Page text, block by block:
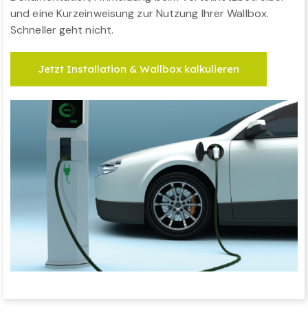
und eine Kurzeinweisung zur Nutzung Ihrer Wallbox.
Schneller geht nicht.
Jetzt Installation & Wallbox kalkulieren